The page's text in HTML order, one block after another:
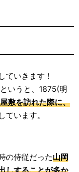
ていきます！
いうと、1875(明
敷を訪れた際に、
しています。
の侍従だった山岡
しすることが多か